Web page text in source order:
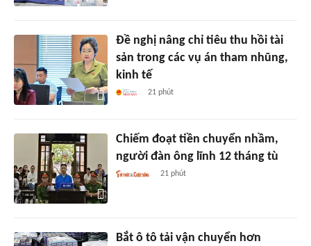
Đề nghị nâng chỉ tiêu thu hồi tài
sản trong các vụ án tham nhũng,
kinh tế
21 phút
Chiếm đoạt tiền chuyển nhầm,
người đàn ông lĩnh 12 tháng tù
21 phút
Bắt ô tô tải vận chuyển hơn